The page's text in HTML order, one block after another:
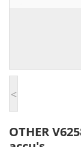
<
OTHER